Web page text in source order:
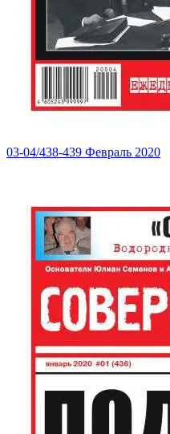
03-04/438-439 Февраль 2020